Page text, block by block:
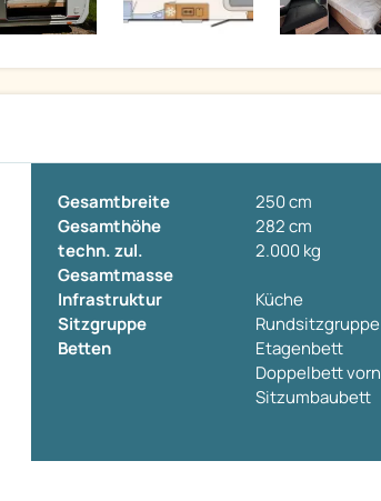
Gesamtbreite
250 cm
Gesamthöhe
282 cm
techn. zul.
Gesamtmasse
2.000 kg
Infrastruktur
Küche
Sitzgruppe
Rundsitzgruppe
Betten
Etagenbett
Doppelbett vorn
Sitzumbaubett